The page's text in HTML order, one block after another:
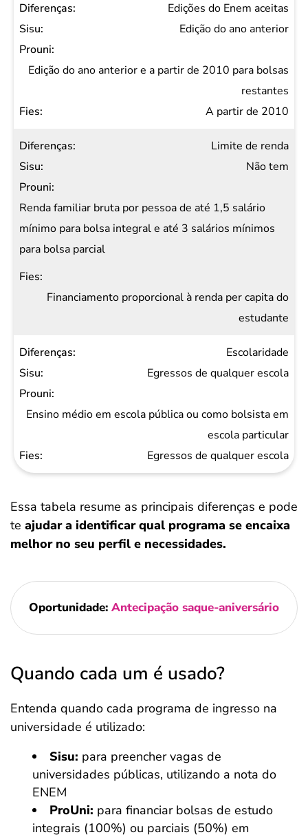
Edições do Enem aceitas
Edição do ano anterior
Edição do ano anterior e a partir de 2010 para bolsas
restantes
A partir de 2010
Limite de renda
Não tem
Renda familiar bruta por pessoa de até 1,5 salário
mínimo para bolsa integral e até 3 salários mínimos
para bolsa parcial
Financiamento proporcional à renda per capita do
estudante
Escolaridade
Egressos de qualquer escola
Ensino médio em escola pública ou como bolsista em
escola particular
Egressos de qualquer escola
Essa tabela resume as principais diferenças e pode
te ajudar a identificar qual programa se encaixa
melhor no seu perfil e necessidades.
Oportunidade: Antecipação saque-aniversário
Quando cada um é usado?
Entenda quando cada programa de ingresso na
universidade é utilizado:
Sisu: para preencher vagas de
universidades públicas, utilizando a nota do
ENEM
ProUni: para financiar bolsas de estudo
integrais (100%) ou parciais (50%) em